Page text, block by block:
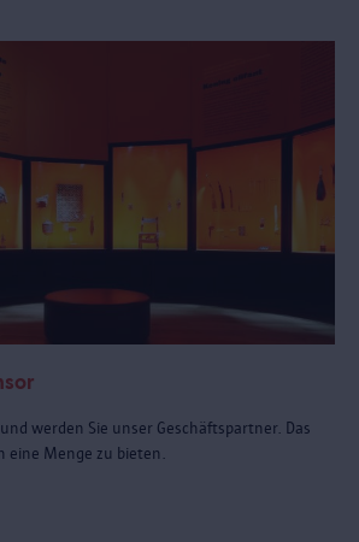
werden Sie unser Geschäftspartner. Das
eine Menge zu bieten.